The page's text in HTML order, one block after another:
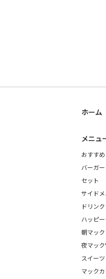
ホーム
メニュ
おすすめ
バーガー
セット
サイド
ドリンク
ハッピ
朝マック
夜マック
スイーツ
マック